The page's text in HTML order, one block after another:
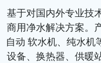
基于对国内外专业技
商用净水解决方案。
自动 软水机、纯水机
设备、换热器、供暖